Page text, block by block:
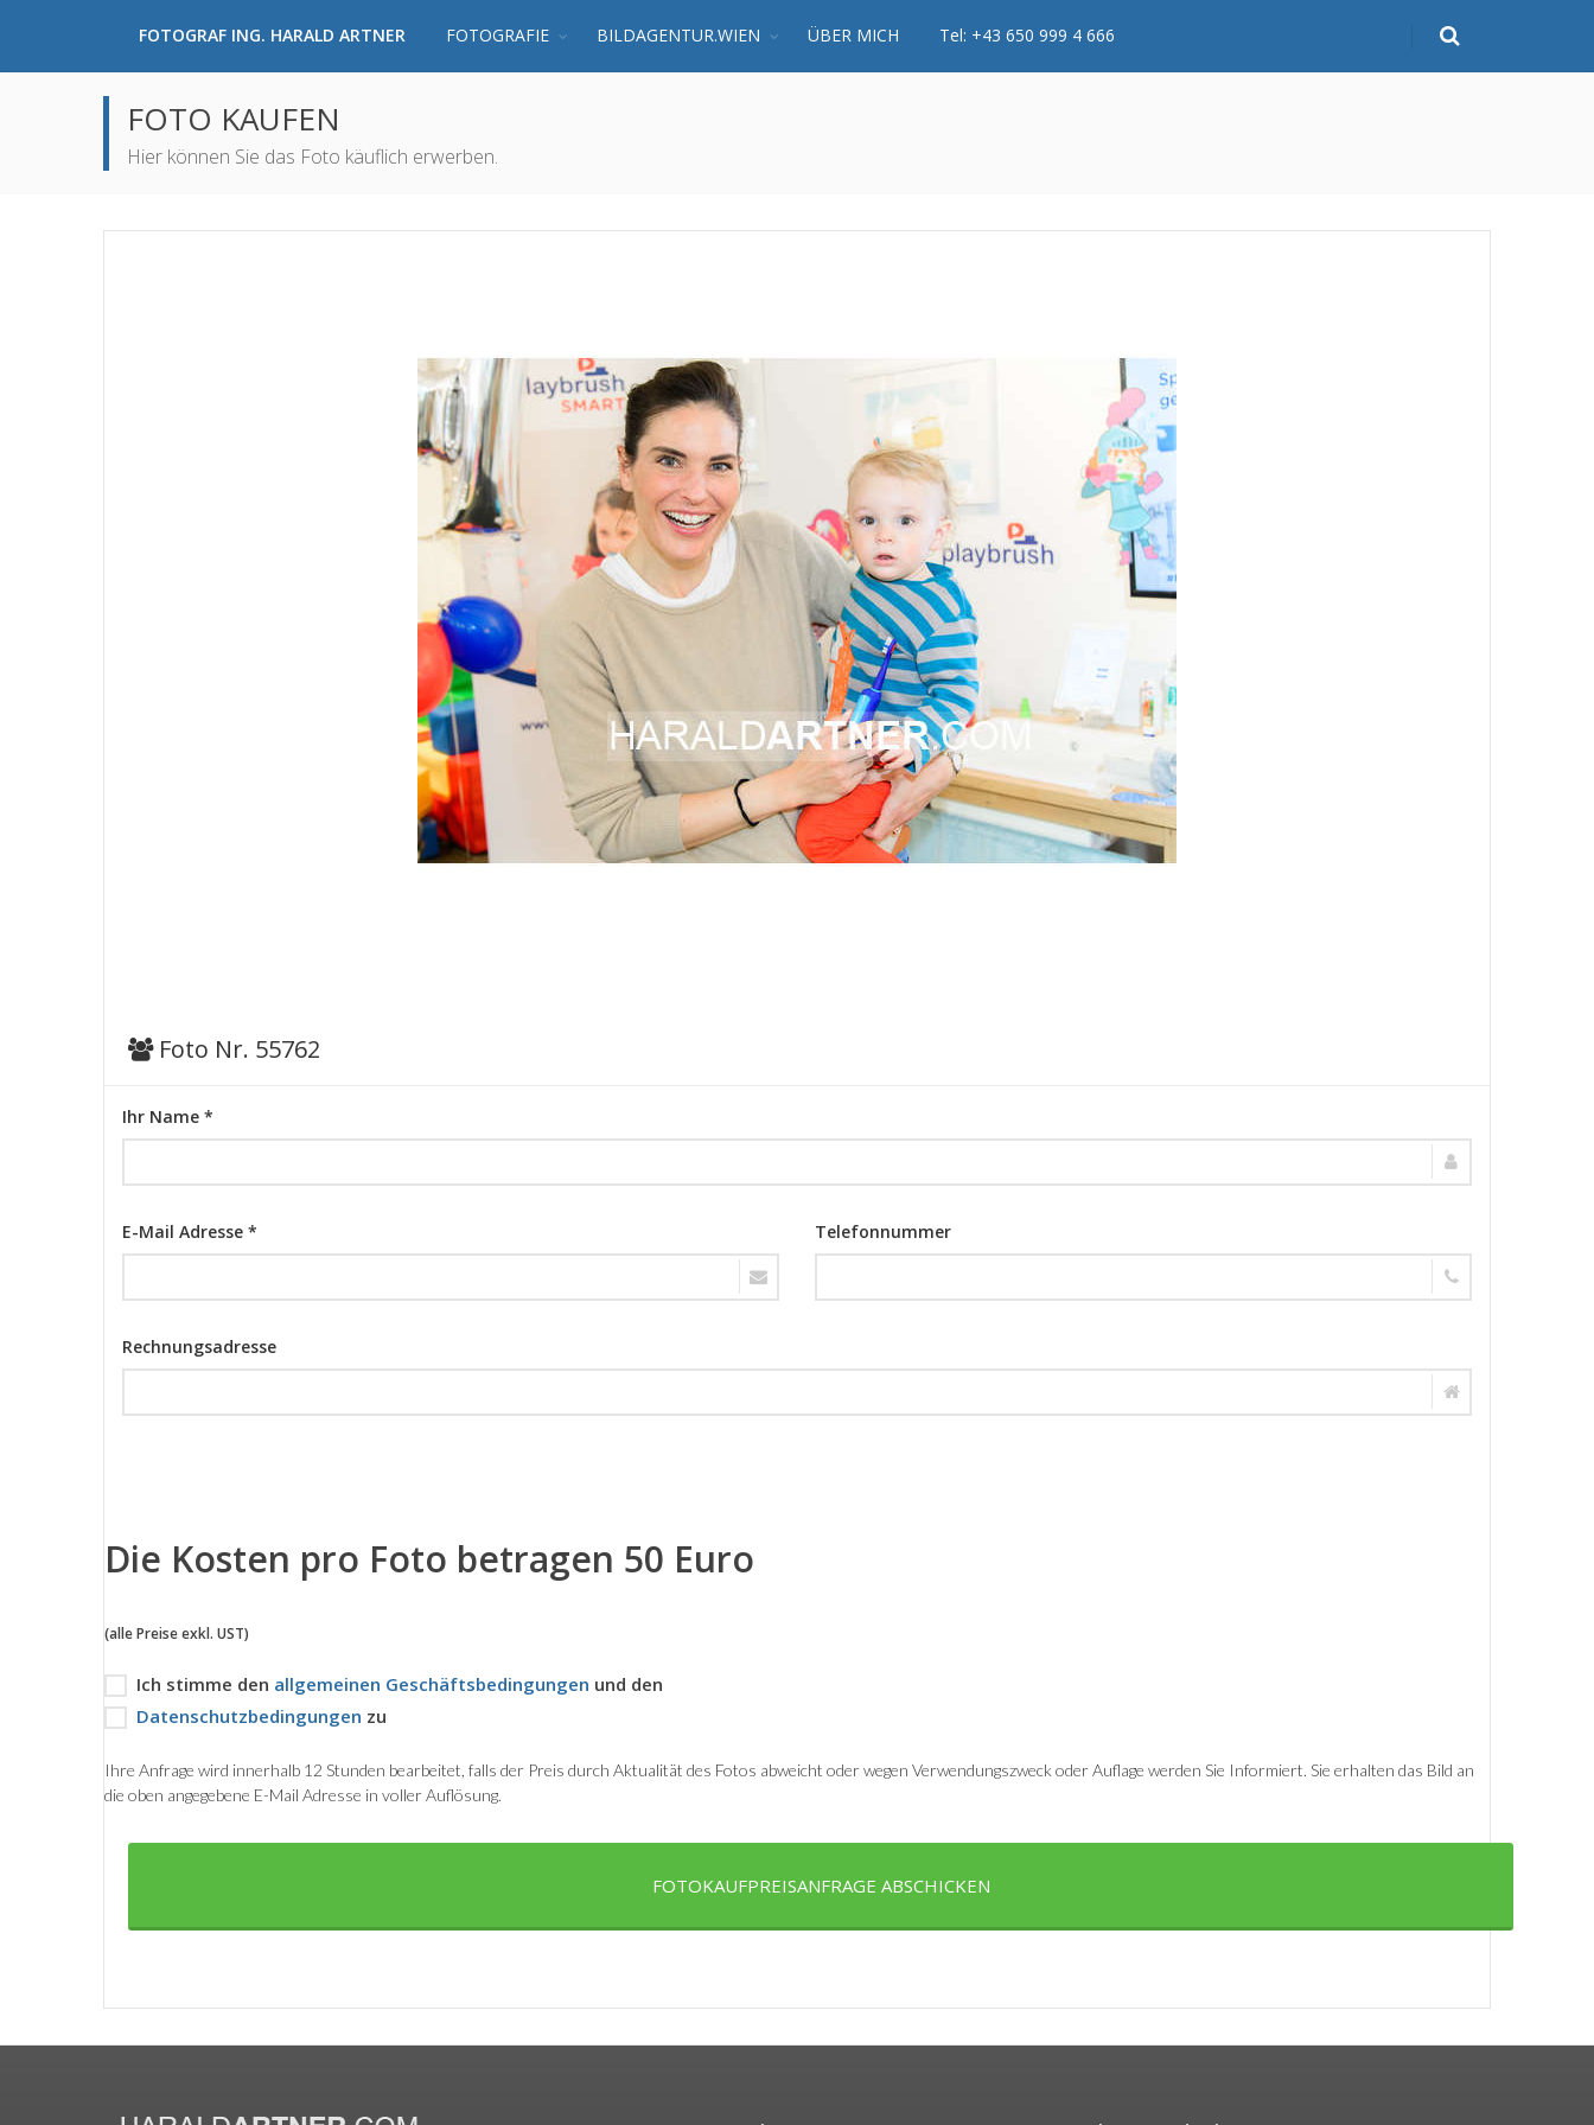
FOTOGRAF ING. HARALD ARTNER FOTOGRAFIE BILDAGENTUR.WIEN ÜBER MICH Tel: +43 650 999 4 666
FOTO KAUFEN
Hier können Sie das Foto käuflich erwerben.
Foto Nr. 55762
Ihr Name *
E-Mail Adresse * Telefonnummer
Rechnungsadresse
Die Kosten pro Foto betragen 50 Euro
(alle Preise exkl. UST)
Ich stimme den allgemeinen Geschäftsbedingungen und den
Datenschutzbedingungen zu
Ihre Anfrage wird innerhalb 12 Stunden bearbeitet, falls der Preis durch Aktualität des Fotos abweicht oder wegen Verwendungszweck oder Auflage werden Sie Informiert. Sie erhalten das Bild an
die oben angegebene E-Mail Adresse in voller Auflösung.
FOTOKAUFPREISANFRAGE ABSCHICKEN